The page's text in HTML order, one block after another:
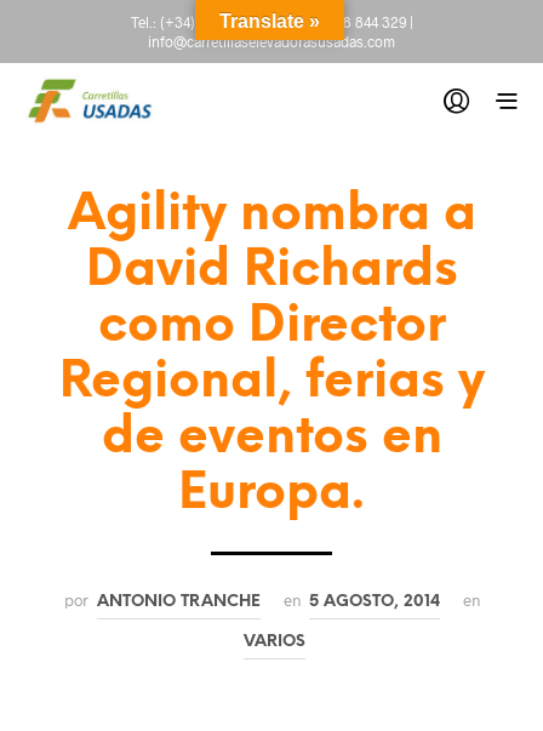
Tel.: (+34) 665 845 222-(+34) 918 844 329|
info@carretillaselevadorasusadas.com
Agility nombra a
David Richards
como Director
Regional, ferias y
de eventos en
Europa.
por ANTONIO TRANCHE en 5 AGOSTO, 2014 en
VARIOS
Translate »